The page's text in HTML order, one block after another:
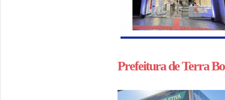
Prefeitura de Terra